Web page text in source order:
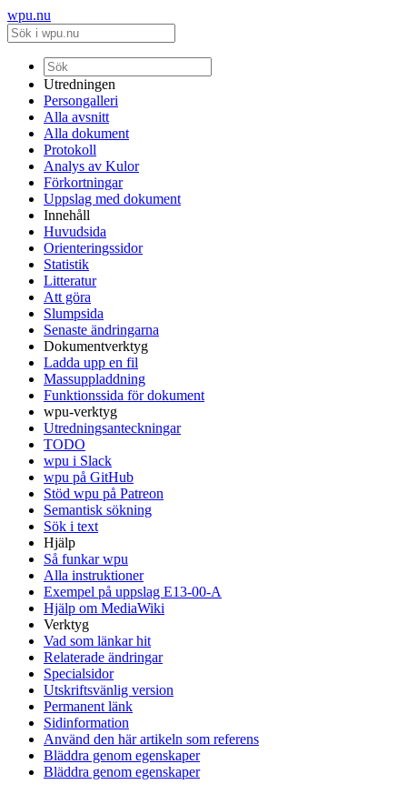
wpu.nu
Utredningen
Persongalleri
Alla avsnitt
Alla dokument
Protokoll
Analys av Kulor
Förkortningar
Uppslag med dokument
Innehåll
Huvudsida
Orienteringssidor
Statistik
Litteratur
Att göra
Slumpsida
Senaste ändringarna
Dokumentverktyg
Ladda upp en fil
Massuppladdning
Funktionssida för dokument
wpu-verktyg
Utredningsanteckningar
TODO
wpu i Slack
wpu på GitHub
Stöd wpu på Patreon
Semantisk sökning
Sök i text
Hjälp
Så funkar wpu
Alla instruktioner
Exempel på uppslag E13-00-A
Hjälp om MediaWiki
Verktyg
Vad som länkar hit
Relaterade ändringar
Specialsidor
Utskriftsvänlig version
Permanent länk
Sidinformation
Använd den här artikeln som referens
Bläddra genom egenskaper
Bläddra genom egenskaper